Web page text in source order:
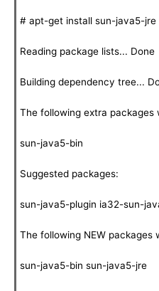
# apt-get install sun-java5-jre
Reading package lists... Done
Building dependency tree...
The following extra packages
sun-java5-bin
Suggested packages:
sun-java5-plugin ia32-sun-
The following NEW packages
sun-java5-bin sun-java5-jre